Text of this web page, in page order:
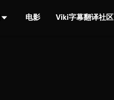
电影 Viki字幕翻译社区